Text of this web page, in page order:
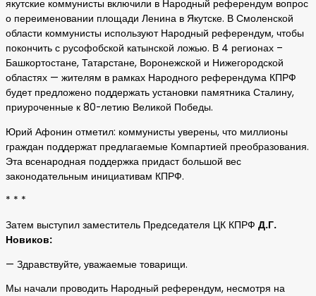
якутские коммунисты включили в Народный референдум вопрос
о переименовании площади Ленина в Якутске. В Смоленской
области коммунисты используют Народный референдум, чтобы
покончить с русофобской катынской ложью. В 4 регионах –
Башкортостане, Татарстане, Воронежской и Нижегородской
областях — жителям в рамках Народного референдума КПРФ
будет предложено поддержать установки памятника Сталину,
приуроченные к 80-летию Великой Победы.
Юрий Афонин отметил: коммунисты уверены, что миллионы
граждан поддержат предлагаемые Компартией преобразования.
Эта всенародная поддержка придаст большой вес
законодательным инициативам КПРФ.
* * *
Затем выступил заместитель Председателя ЦК КПРФ Д.Г.
Новиков:
— Здравствуйте, уважаемые товарищи.
Мы начали проводить Народный референдум, несмотря на